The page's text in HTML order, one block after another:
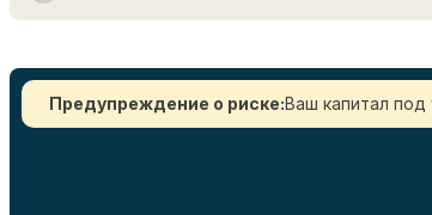
Предупреждение о риске:Ваш капитал под